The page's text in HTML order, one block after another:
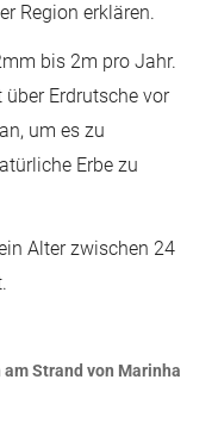
Region erklären.
bis 2m pro Jahr.
Erdrutsche vor
um es zu
Erbe zu
Alter zwischen 24
Strand von Marinha